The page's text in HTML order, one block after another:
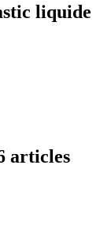
liquide
articles